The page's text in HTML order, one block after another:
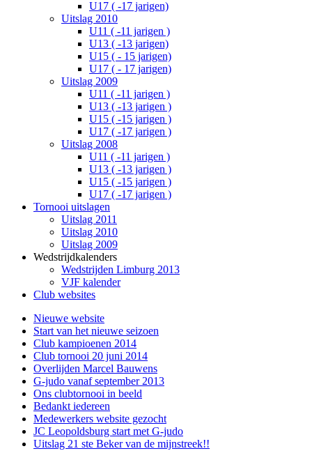
U17 ( -17 jarigen)
Uitslag 2010
U11 ( -11 jarigen )
U13 ( -13 jarigen)
U15 ( - 15 jarigen)
U17 ( - 17 jarigen)
Uitslag 2009
U11 ( -11 jarigen )
U13 ( -13 jarigen )
U15 ( -15 jarigen )
U17 ( -17 jarigen )
Uitslag 2008
U11 ( -11 jarigen )
U13 ( -13 jarigen )
U15 ( -15 jarigen )
U17 ( -17 jarigen )
Tornooi uitslagen
Uitslag 2011
Uitslag 2010
Uitslag 2009
Wedstrijdkalenders
Wedstrijden Limburg 2013
VJF kalender
Club websites
Nieuwe website
Start van het nieuwe seizoen
Club kampioenen 2014
Club tornooi 20 juni 2014
Overlijden Marcel Bauwens
G-judo vanaf september 2013
Ons clubtornooi in beeld
Bedankt iedereen
Medewerkers website gezocht
JC Leopoldsburg start met G-judo
Uitslag 21 ste Beker van de mijnstreek!!